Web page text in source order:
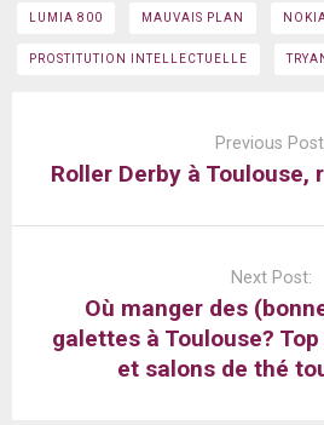
LUMIA 800 MAUVAIS PLAN
PROSTITUTION INTELLECTUELLE
Previous
Roller Derby à Toulouse,
Next Post:
Où manger des
galettes à Toulouse?
et salons de thé